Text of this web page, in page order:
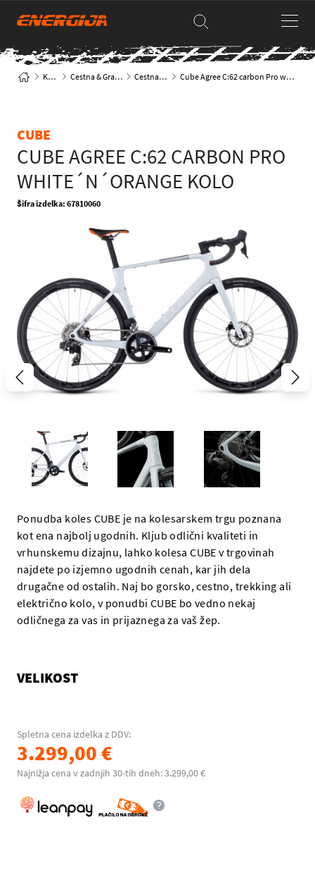
Kolesa Cestna & Gravel kolesa Cestna klasika Cube Agree C:62 carbon Pro white´n´orange kolo
CUBE
CUBE AGREE C:62 CARBON PRO
WHITE´N´ORANGE KOLO
Šifra izdelka: 67810060
Ponudba koles CUBE je na kolesarskem trgu poznana
kot ena najbolj ugodnih. Kljub odlični kvaliteti in
vrhunskemu dizajnu, lahko kolesa CUBE v trgovinah
najdete po izjemno ugodnih cenah, kar jih dela
drugačne od ostalih. Naj bo gorsko, cestno, trekking ali
električno kolo, v ponudbi CUBE bo vedno nekaj
odličnega za vas in prijaznega za vaš žep.
VELIKOST
Spletna cena izdelka z DDV:
3.299,00 €
Najnižja cena v zadnjih 30-tih dneh: 3.299,00 €